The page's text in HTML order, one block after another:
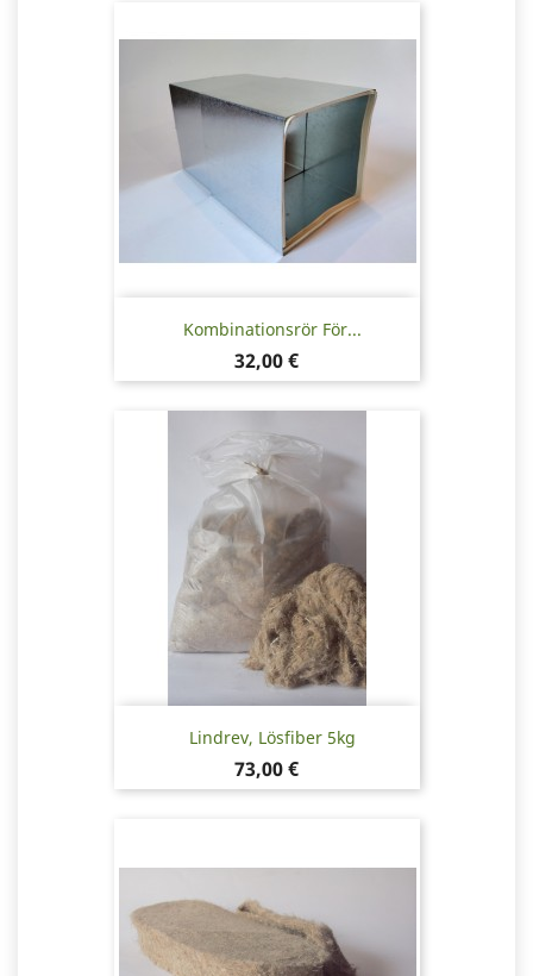
Kombinationsrör För...
Pris
32,00 €
Lindrev, Lösfiber 5kg
Pris
73,00 €